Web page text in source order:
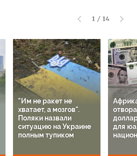
1 / 14
"Им не ракет не
хватает, а мозгов".
Поляки назвали
ситуацию на Украине
полным тупиком
для